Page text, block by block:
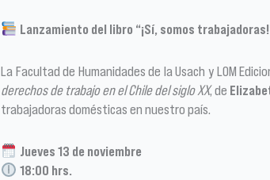
Lanzamiento del libro “¡Sí, somos
La Facultad de Humanidades de la Usach y LOM
derechos de trabajo en el Chile del siglo XX, de
trabajadoras domésticas en nuestro país.
Jueves 13 de noviembre
18:00 hrs.